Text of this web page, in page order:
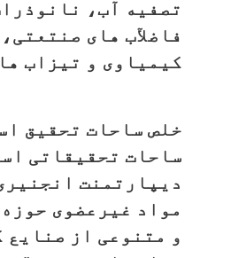
تصفیه آب،
فاضلآب های
کیمیاوی و تیزاب
خلص ساحات تحقیق
ساحات تحقیقاتی
دیپارتمنت
مواد غیرعضوی
و متنوعی از صنایع